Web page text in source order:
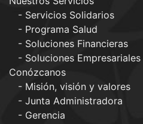
Servicios Solidarios
Programa Salud
Soluciones Financieras
Soluciones Empresariales
Conózcanos
Misión, visión y valores
Junta Administradora
Gerencia